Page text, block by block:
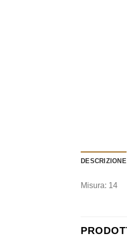
DESCRIZIONE
Misura: 14